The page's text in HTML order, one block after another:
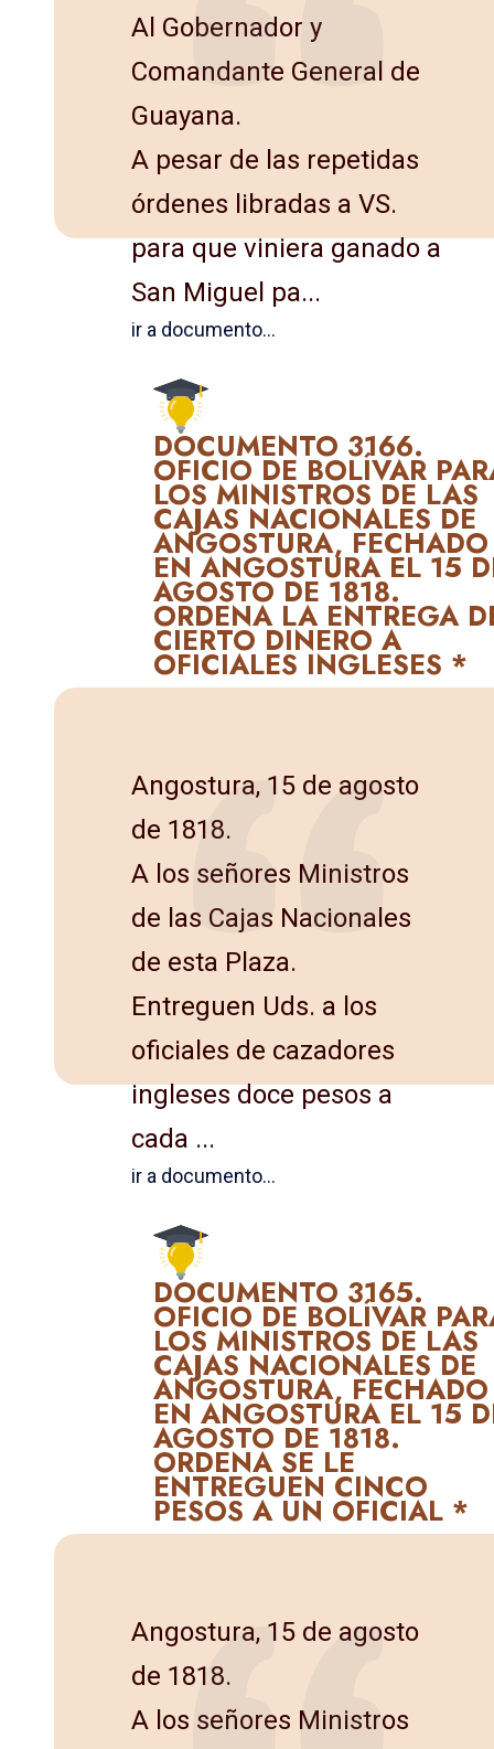
Al Gobernador y
Comandante General de
Guayana.
A pesar de las repetidas
órdenes libradas a VS.
para que vi­niera ganado a
San Miguel pa...
ir a documento...
DOCUMENTO 3166.
OFICIO DE BOLÍVAR
LOS MINISTROS DE LAS
CAJAS NACIONALES DE
ANGOSTURA, FECHADO
EN ANGOSTURA EL 15
AGOSTO DE 1818.
ORDENA LA ENTREGA
CIERTO DINERO A
OFICIALES INGLESES *
Angostura, 15 de agosto
de 1818.
A los señores Ministros
de las Cajas Nacionales
de esta Plaza.
Entreguen Uds. a los
oficiales de cazadores
ingleses doce pe­sos a
cada ...
ir a documento...
DOCUMENTO 3165.
OFICIO DE BOLÍVAR
LOS MINISTROS DE LAS
CAJAS NACIONALES DE
ANGOSTURA, FECHADO
EN ANGOSTURA EL 15
AGOSTO DE 1818.
ORDENA SE LE
ENTREGUEN CINCO
PESOS A UN OFICIAL *
Angostura, 15 de agosto
de 1818.
A los señores Ministros